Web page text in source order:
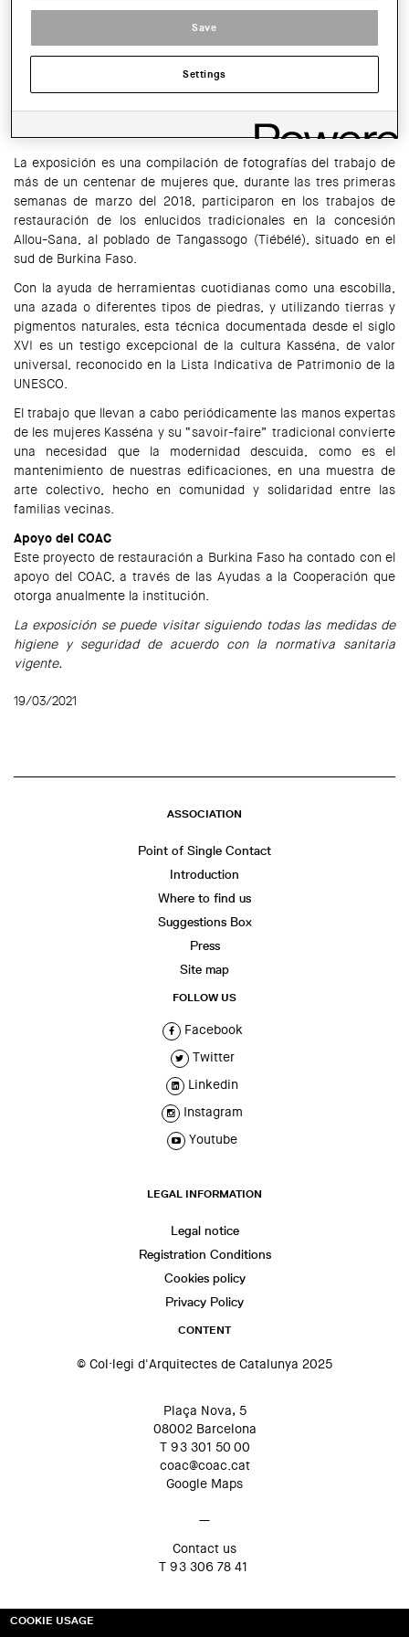
De lunes a viernes de 09:00h a 14:00h
WhatsApp
Facebook
TwitterLinkedIn
Share
A partir del día12 de Abril y hasta el 1 de junio, podréis visitar
la exposición “PER DURAR” en el vestíbulo de la Demarcación
La exposición es una compilación de fotografías del trabajo de
más de un centenar de mujeres que, durante las tres primeras
semanas de marzo del 2018, participaron en los trabajos de
restauración de los enlucidos tradicionales en la concesión
Allou-Sana, al poblado de Tangassogo (Tiébélé), situado en el
sud de Burkina Faso.
Con la ayuda de herramientas cuotidianas como una escobilla,
una azada o diferentes tipos de piedras, y utilizando tierras y
pigmentos naturales, esta técnica documentada desde el siglo
XVI es un testigo excepcional de la cultura Kasséna, de valor
universal, reconocido en la Lista Indicativa de Patrimonio de la
UNESCO.
El trabajo que llevan a cabo periódicamente las manos expertas
de les mujeres Kasséna y su “savoir-faire” tradicional convierte
una necesidad que la modernidad descuida, como es el
mantenimiento de nuestras edificaciones, en una muestra de
arte colectivo, hecho en comunidad y solidaridad entre las
familias vecinas.
Apoyo del COAC
Este proyecto de restauración a Burkina Faso ha contado con el
apoyo del COAC, a través de las Ayudas a la Cooperación que
otorga anualmente la institución.
La exposición se puede visitar siguiendo todas las medidas de
higiene y seguridad de acuerdo con la normativa sanitaria
vigente.
19/03/2021
ASSOCIATION
Point of Single Contact
Introduction
Where to find us
Suggestions Box
Press
Site map
FOLLOW US
Facebook
Twitter
Linkedin
Instagram
Youtube
LEGAL INFORMATION
Legal notice
Registration Conditions
Cookies policy
Privacy Policy
CONTENT
© Col·legi d'Arquitectes de Catalunya 2025
Plaça Nova, 5
08002 Barcelona
T 93 301 50 00
coac@coac.cat
Google Maps
—
Contact us
T 93 306 78 41
COOKIE USAGE
Save
Settings